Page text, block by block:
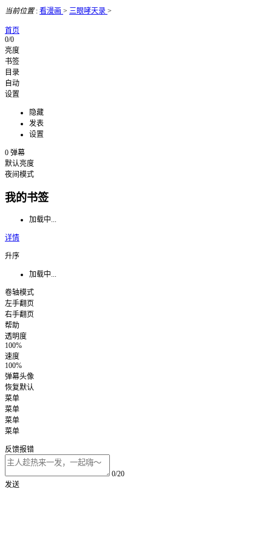
当前位置: 看漫画 > 三眼哮天录 >
首页
0/0
亮度
书签
目录
自动
设置
隐藏
发表
设置
0 弹幕
默认亮度
夜间模式
我的书签
加载中...
详情
升序
加载中...
卷轴模式
左手翻页
右手翻页
帮助
透明度
100%
速度
100%
弹幕头像
恢复默认
菜单
菜单
菜单
菜单
反馈报错
0/20
发送